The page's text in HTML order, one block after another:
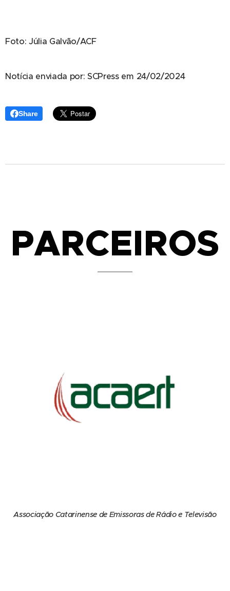
Foto: Júlia Galvão/ACF
Notícia enviada por: SCPress em 24/02/2024
Share
PARCEIROS
Associação Catarinense de Emissoras de Rádio e Televisão